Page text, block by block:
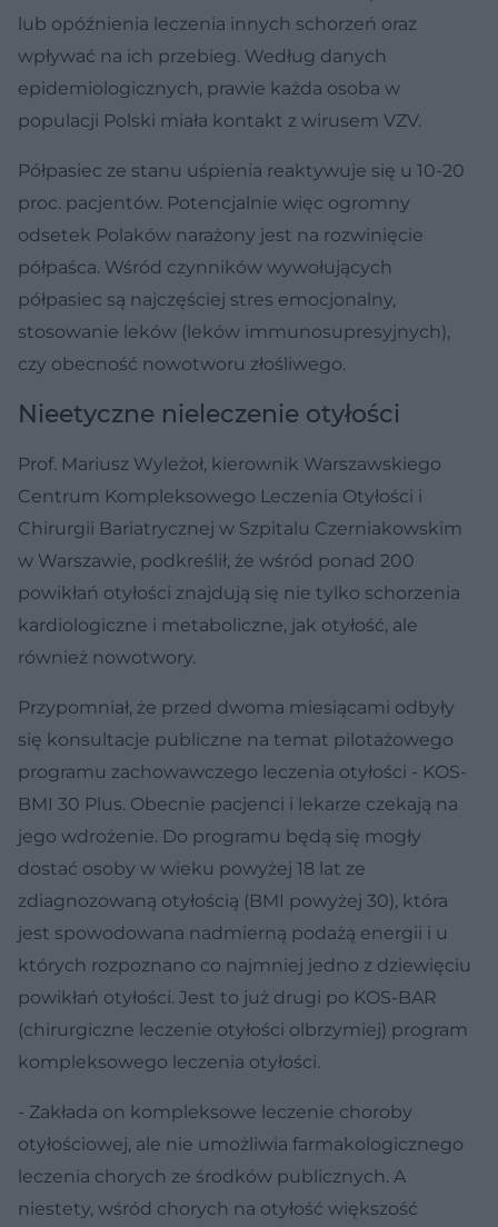
lub opóźnienia leczenia innych schorzeń oraz
wpływać na ich przebieg. Według danych
epidemiologicznych, prawie każda osoba w
populacji Polski miała kontakt z wirusem VZV.
Półpasiec ze stanu uśpienia reaktywuje się u 10-20
proc. pacjentów. Potencjalnie więc ogromny
odsetek Polaków narażony jest na rozwinięcie
półpaśca. Wśród czynników wywołujących
półpasiec są najczęściej stres emocjonalny,
stosowanie leków (leków immunosupresyjnych),
czy obecność nowotworu złośliwego.
Nieetyczne nieleczenie otyłości
Prof. Mariusz Wyleżoł, kierownik Warszawskiego
Centrum Kompleksowego Leczenia Otyłości i
Chirurgii Bariatrycznej w Szpitalu Czerniakowskim
w Warszawie, podkreślił, że wśród ponad 200
powikłań otyłości znajdują się nie tylko schorzenia
kardiologiczne i metaboliczne, jak otyłość, ale
również nowotwory.
Przypomniał, że przed dwoma miesiącami odbyły
się konsultacje publiczne na temat pilotażowego
programu zachowawczego leczenia otyłości - KOS-
BMI 30 Plus. Obecnie pacjenci i lekarze czekają na
jego wdrożenie. Do programu będą się mogły
dostać osoby w wieku powyżej 18 lat ze
zdiagnozowaną otyłością (BMI powyżej 30), która
jest spowodowana nadmierną podażą energii i u
których rozpoznano co najmniej jedno z dziewięciu
powikłań otyłości. Jest to już drugi po KOS-BAR
(chirurgiczne leczenie otyłości olbrzymiej) program
kompleksowego leczenia otyłości.
- Zakłada on kompleksowe leczenie choroby
otyłościowej, ale nie umożliwia farmakologicznego
leczenia chorych ze środków publicznych. A
niestety, wśród chorych na otyłość większość